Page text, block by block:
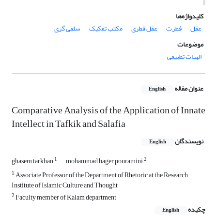
کلیدواژه‌ها
عقل
فطرت عقل فطری مکتب تفکیک
سلفی گری
موضوعات
الهیات تطبیقی
عنوان مقاله English
Comparative Analysis of the Application of Innate
Intellect in Tafkik and Salafia
نویسندگان English
ghasem tarkhan1 mohammad bager pouramini2
1Associate Professor of the Department of Rhetoric at the Research
Institute of Islamic Culture and Thought
2Faculty member of Kalam department
چکیده
English